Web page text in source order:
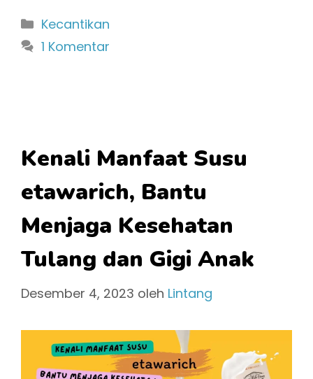
Kategori
Kecantikan
1 Komentar
Kenali Manfaat Susu
etawarich, Bantu
Menjaga Kesehatan
Tulang dan Gigi Anak
Desember 4, 2023 oleh Lintang